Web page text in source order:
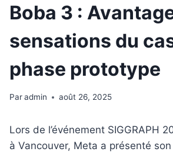
Boba 3 :
sensations du
phase prototype
Paradmin août 26, 2025
Lors de l’événement SIGGRAPH
à Vancouver, Meta a présenté